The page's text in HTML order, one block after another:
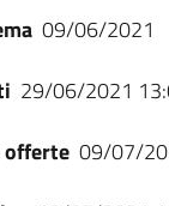
09/06/2021
29/06/2021
offerte 09/07/